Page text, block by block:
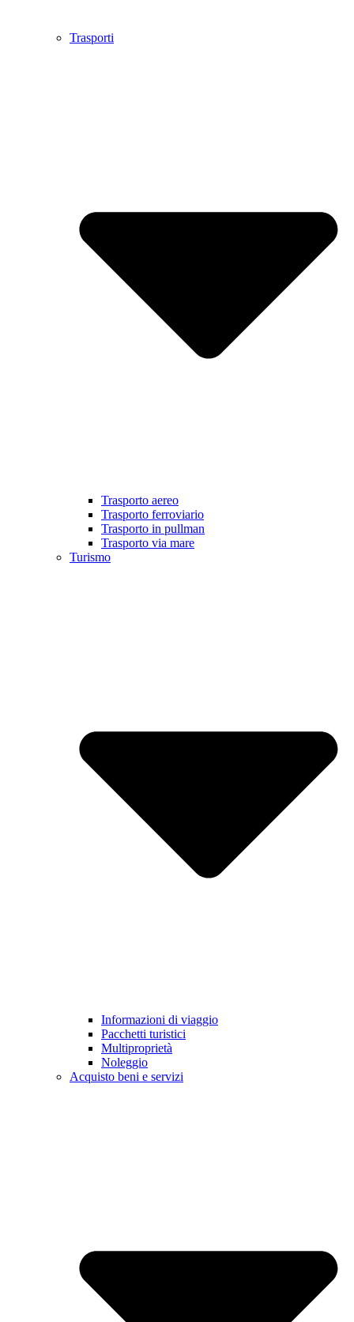
Trasporti
Trasporto aereo
Trasporto ferroviario
Trasporto in pullman
Trasporto via mare
Turismo
Informazioni di viaggio
Pacchetti turistici
Multiproprietà
Noleggio
Acquisto beni e servizi